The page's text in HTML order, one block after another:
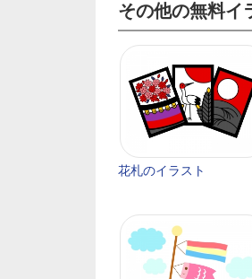
その他の無料イ
花札のイラスト